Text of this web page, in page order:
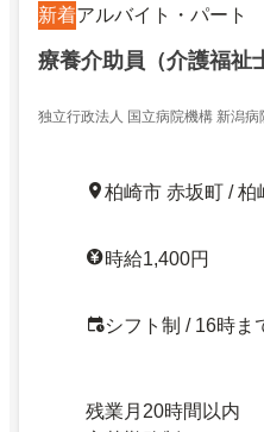
新着アルバイト・パート
療養介助員（介護福祉
独立行政法人 国立病院機構 新潟病
柏崎市 赤坂町 / 柏
時給1,400円
シフト制 / 16時ま
残業月20時間以内